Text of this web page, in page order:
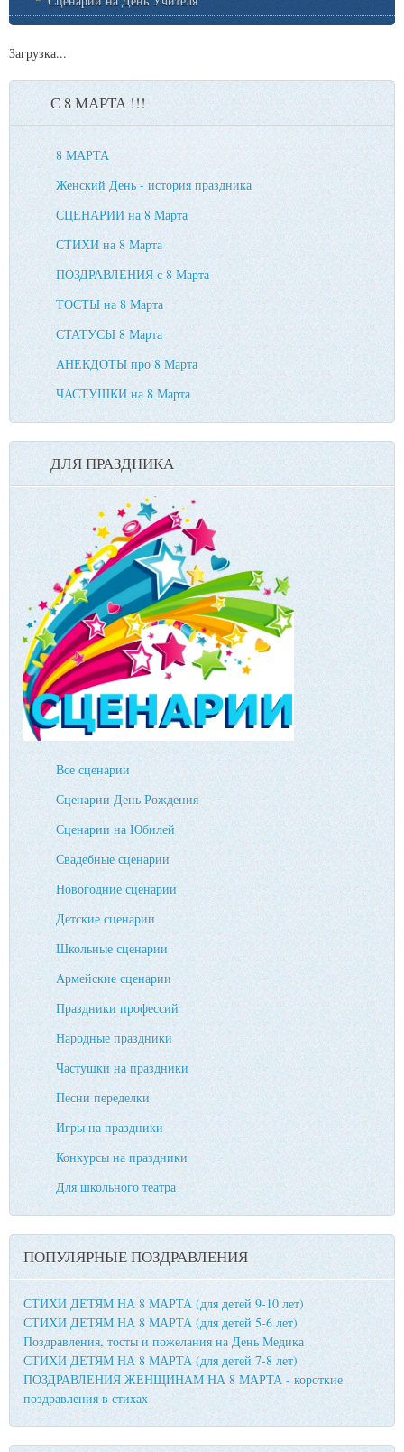
Загрузка...
С 8 МАРТА !!!
8 МАРТА
Женский День - история праздника
СЦЕНАРИИ на 8 Марта
СТИХИ на 8 Марта
ПОЗДРАВЛЕНИЯ с 8 Марта
ТОСТЫ на 8 Марта
СТАТУСЫ 8 Марта
АНЕКДОТЫ про 8 Марта
ЧАСТУШКИ на 8 Марта
ДЛЯ ПРАЗДНИКА
Все сценарии
Сценарии День Рождения
Сценарии на Юбилей
Свадебные сценарии
Новогодние сценарии
Детские сценарии
Школьные сценарии
Армейские сценарии
Праздники профессий
Народные праздники
Частушки на праздники
Песни переделки
Игры на праздники
Конкурсы на праздники
Для школьного театра
ПОПУЛЯРНЫЕ ПОЗДРАВЛЕНИЯ
СТИХИ ДЕТЯМ НА 8 МАРТА (для детей 9-10 лет)
СТИХИ ДЕТЯМ НА 8 МАРТА (для детей 5-6 лет)
Поздравления, тосты и пожелания на День Медика
СТИХИ ДЕТЯМ НА 8 МАРТА (для детей 7-8 лет)
ПОЗДРАВЛЕНИЯ ЖЕНЩИНАМ НА 8 МАРТА - короткие
поздравления в стихах